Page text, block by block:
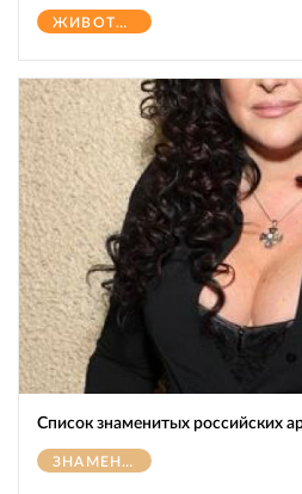
ЖИВОТНЫЕ
Список знаменитых российских
ЗНАМЕНИТОСТИ